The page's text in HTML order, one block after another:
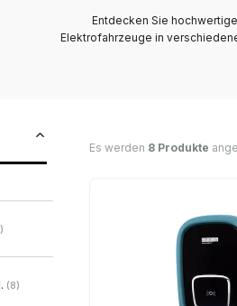
Entdecken Sie hochwertige
Elektrofahrzeuge in
)
(8)
Es werden 8 Produkte